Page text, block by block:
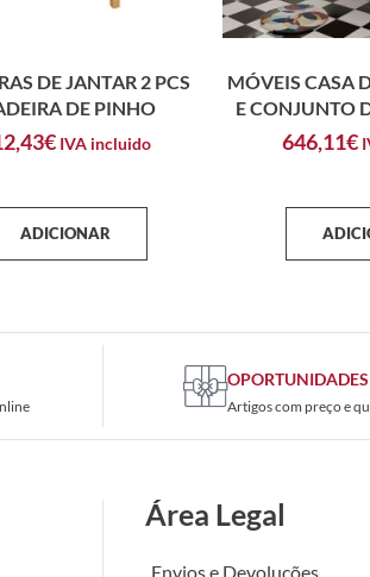
DE JANTAR 2 PCS
DE PINHO
€ IVA incluido
ADICIONAR
MÓVEIS CASA
E CONJUNTO
646,11€
OPORTUNIDADES
Artigos com preço e
Área Legal
Envios e Devoluções